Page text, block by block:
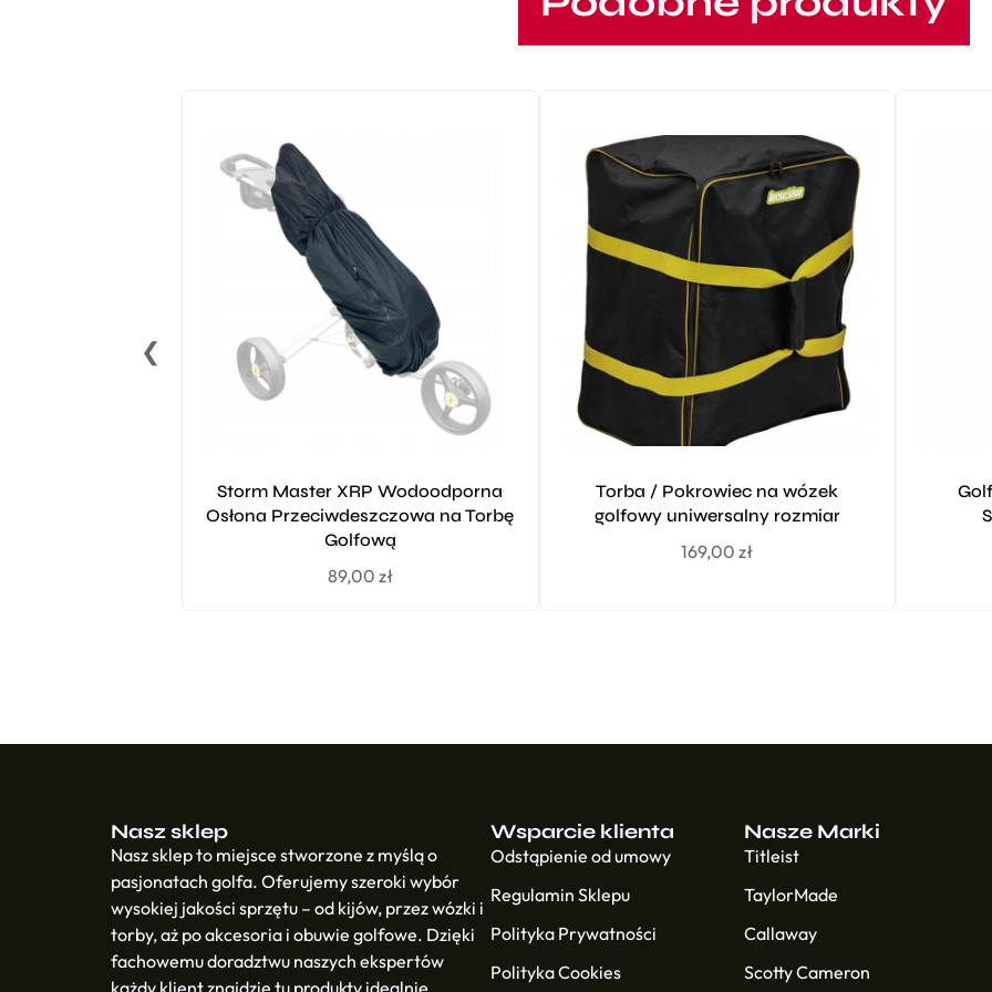
❮
Storm Master XRP Wodoodporna
Osłona Przeciwdeszczowa na Torbę
Golfową
89,00 zł
Torba / Pokrowiec na wózek
golfowy uniwersalny rozmiar
169,00zł
Nasz sklep
Nasz sklep to miejsce stworzone z myślą o
pasjonatach golfa. Oferujemy szeroki wybór
wysokiej jakości sprzętu – od kijów, przez wózki i
torby, aż po akcesoria i obuwie golfowe. Dzięki
fachowemu doradztwu naszych ekspertów
każdy klient znajdzie tu produkty idealnie
Wsparcie klienta
Odstąpienie od umowy
Regulamin Sklepu
Polityka Prywatności
Polityka Cookies
Nasze Marki
Titleist
TaylorMade
Callaway
Scotty Cameron